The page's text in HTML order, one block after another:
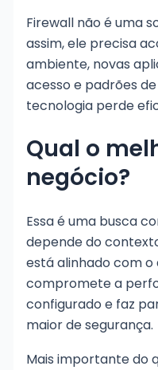
Firewall não é uma
assim, ele precisa
ambiente, novas
acesso e padrões
tecnologia perde
Qual o
negócio?
Essa é uma busca
depende do
está alinhado com o
compromete a
configurado e faz
maior de segurança.
Mais importante do